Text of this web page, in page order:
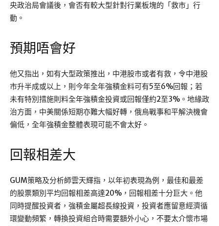
央政治局會議後，會否有較大型針對行業板塊的「救市」行
動。
預期唔會好
他又指出，如有大型政策推出，中港股市或者有救，令中港股
市升半成或以上，則今年全年強積金料可有5至6%回報；若
未有特別措施則料全年強積金投資或回報僅約2至3%。地緣政
治方面，中美關係短期亦難大幅好轉，俄烏戰事和平解決機會
偏低，全年強積金整體表現可能不會太好。
回報相差大
GUM策略及分析師雲天輝指，以年初表現為例，最佳和最差
的股票類別平均回報相差高達20%，回報相差十分巨大。他
同時提醒投資者，強積金屬超長線投資，投資者應留意經濟循
環變動頻繁，轉換投資組合時需要額外小心，不要太介懷市場